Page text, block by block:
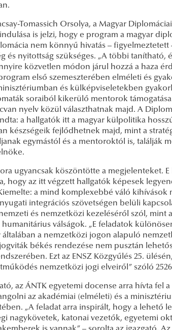
Tomassich Orsolya, a Magyar
is jelzi, hogy e program a magyar
nem könnyű hivatás –
és nyitottság szükséges. „A többi tanítható,
közvetlen módon járul hozzá a haza
első szemeszterében elméleti és
és külképviseletekben
soraiból kikerülő mentorok
nyelv közül választhatnak majd. A
a hallgatók itt a magyar külpolitika
készségeik fejlődhetnek majd, mint a
egymástól és a mentoroktól is, találják
ugyancsak köszöntötte a megjelenteket.
hogy az itt végzett hallgatók képesek
a mind komplexebbé váló kihívások
integrációs szövetségen belüli
és nemzetközi kezeléséről szól, mint
válságok. „E feladatok
általában a nemzetközi jogon alapuló
békés rendezése nem pusztán
Ezt az ENSZ Közgyűlés 25.
nemzetközi jogi elveiről” szóló
az ÁNTK egyetemi docense arra hívta fel
az akadémiai (elméleti) és a
„A feladat arra inspirált, hogy a lehető
nagykövetek, katonai vezetők, egyetemi